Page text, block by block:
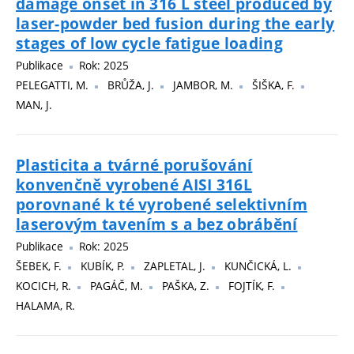
laser-powder bed fusion during the early
stages of low cycle fatigue loading
Publikace
Rok: 2025
PELEGATTI, M.
BRŮŽA, J. JAMBOR, M.
ŠIŠKA, F.
MAN, J.
Plasticita a tvárné porušování
konvenčně vyrobené AISI 316L
porovnané k té vyrobené selektivním
laserovým tavením s a bez obrábění
Publikace
Rok: 2025
ŠEBEK, F.
KUBÍK, P. ZAPLETAL, J.
KUNČICKÁ, L.
KOCICH, R.
PAGÁČ, M. PAŠKA, Z.
FOJTÍK, F.
HALAMA, R.